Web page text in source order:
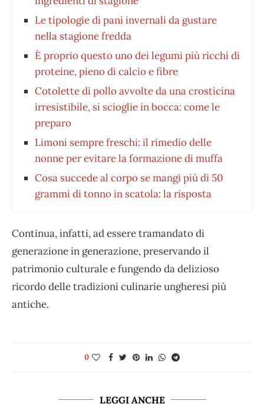
Le tipologie di pani invernali da gustare
nella stagione fredda
È proprio questo uno dei legumi più ricchi di
proteine, pieno di calcio e fibre
Cotolette di pollo avvolte da una crosticina
irresistibile, si scioglie in bocca: come le
preparo
Limoni sempre freschi: il rimedio delle
nonne per evitare la formazione di muffa
Cosa succede al corpo se mangi più di 50
grammi di tonno in scatola: la risposta
Continua, infatti, ad essere tramandato di
generazione in generazione, preservando il
patrimonio culturale e fungendo da delizioso
ricordo delle tradizioni culinarie ungheresi più
antiche.
0
LEGGI ANCHE